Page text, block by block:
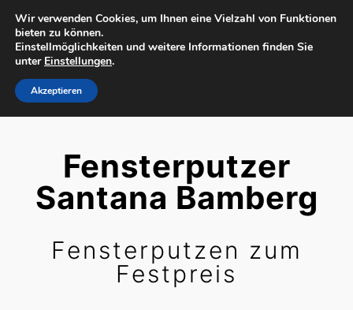
Fensterputzer
Santana Bamberg
Fensterputzen zum
Festpreis
Wir verwenden Cookies, um Ihnen eine Vielzahl von Funktionen
bieten zu können.
Einstellmöglichkeiten und weitere Informationen finden Sie
unter Einstellungen.
Akzeptieren